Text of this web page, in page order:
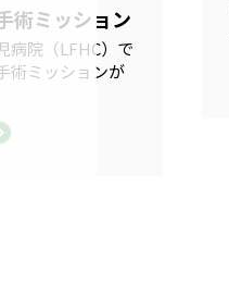
術ミッション
病院（LFHC）で
術ミッションが